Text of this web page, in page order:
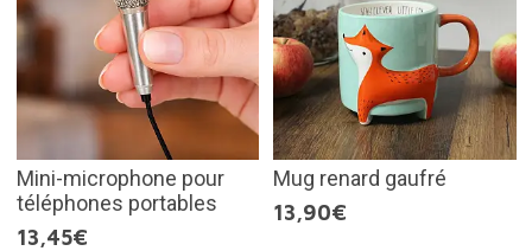
Mini-microphone pour
téléphones portables
13,45€
Mug renard gaufré
13,90€